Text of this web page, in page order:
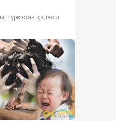
Түркістан қаласы